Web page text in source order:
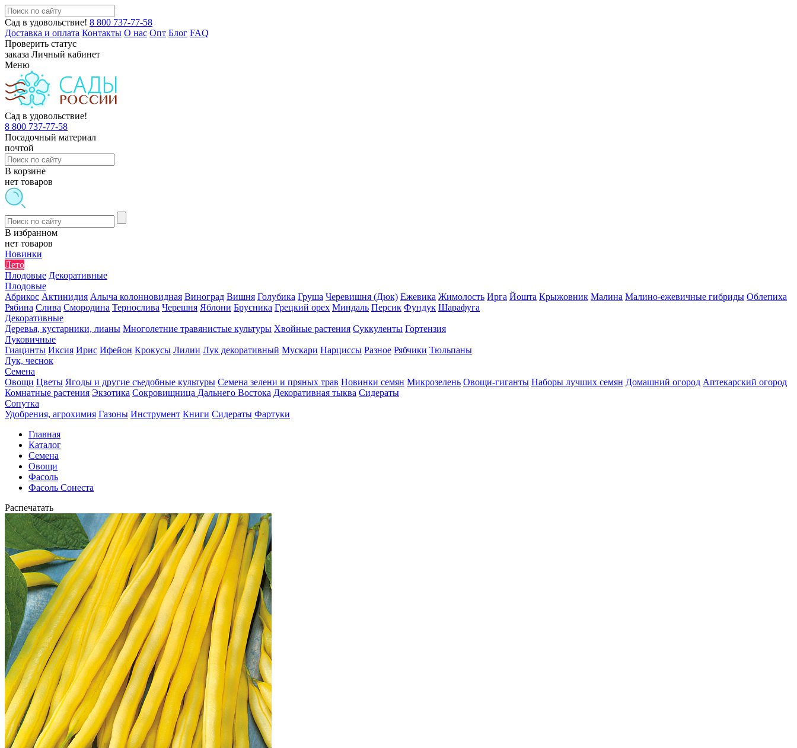
Сад в удовольствие! 8 800 737-77-58
Доставка и оплата Контакты О нас Опт Блог FAQ
Проверить статус
заказа Личный кабинет
Меню
Сад в удовольствие!
8 800 737-77-58
Посадочный материал
почтой
В корзине
нет товаров
В избранном
нет товаров
Новинки
Лето
Плодовые Декоративные
Плодовые
Абрикос Актинидия Алыча колонновидная Виноград Вишня Голубика Груша Черевишня (Дюк) Ежевика Жимолость Ирга Йошта Крыжовник Малина Малино-ежевичные гибриды Облепиха
Рябина Слива Смородина Тернослива Черешня Яблони Брусника Грецкий орех Миндаль Персик Фундук Шарафуга
Декоративные
Деревья, кустарники, лианы Многолетние травянистые культуры Хвойные растения Суккуленты Гортензия
Луковичные
Гиацинты Иксия Ирис Ифейон Крокусы Лилии Лук декоративный Мускари Нарциссы Разное Рябчики Тюльпаны
Лук, чеснок
Семена
Овощи Цветы Ягоды и другие съедобные культуры Семена зелени и пряных трав Новинки семян Микрозелень Овощи-гиганты Наборы лучших семян Домашний огород Аптекарский огород
Комнатные растения Экзотика Сокровищница Дальнего Востока Декоративная тыква Сидераты
Сопутка
Удобрения, агрохимия Газоны Инструмент Книги Сидераты Фартуки
Главная
Каталог
Семена
Овощи
Фасоль
Фасоль Сонеста
Распечатать